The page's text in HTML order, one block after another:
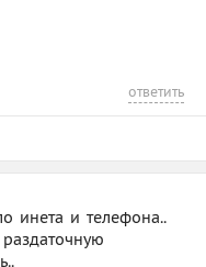
ответить
инета и телефона..